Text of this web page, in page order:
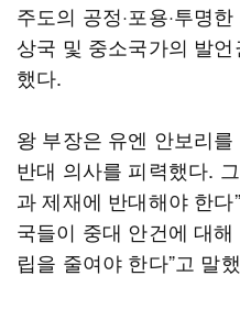
주도의 공정·포용·투명
상국 및 중소국가의 발
했다.
왕 부장은 유엔 안보리
반대 의사를 피력했다.
과 제재에 반대해야 한
국들이 중대 안건에 대
립을 줄여야 한다”고 말